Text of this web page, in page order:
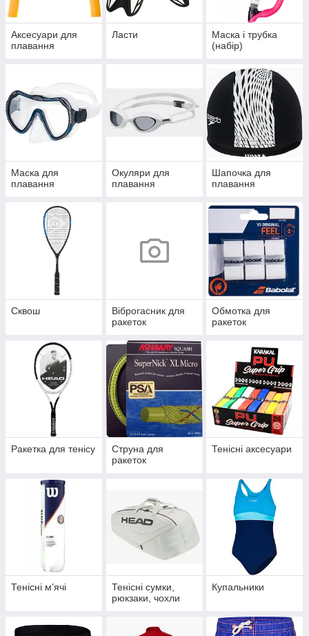
Аксесуари для
плавання
Ласти
Маска і трубка
(набір)
Маска для
плавання
Окуляри для
плавання
Шапочка для
плавання
Сквош
Віброгасник для
ракеток
Обмотка для
ракеток
Ракетка для тенісу
Струна для
ракеток
Тенісні аксесуари
Тенісні мʼячі
Тенісні сумки,
рюкзаки, чохли
Купальники